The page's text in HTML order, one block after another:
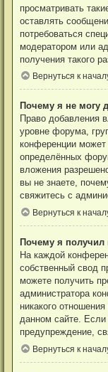
просматривать
оставлять
потребоваться
модератором или
получения такого
Вернуться к
Почему я не могу
Право добавления
уровне форума,
конференции
определённых
вложения
вы не знаете,
свяжитесь с
Вернуться к
Почему я получил
На каждой
собственный свод
можете получить
администратора
никакого
данном сайте. Если
предупреждение,
Вернуться к